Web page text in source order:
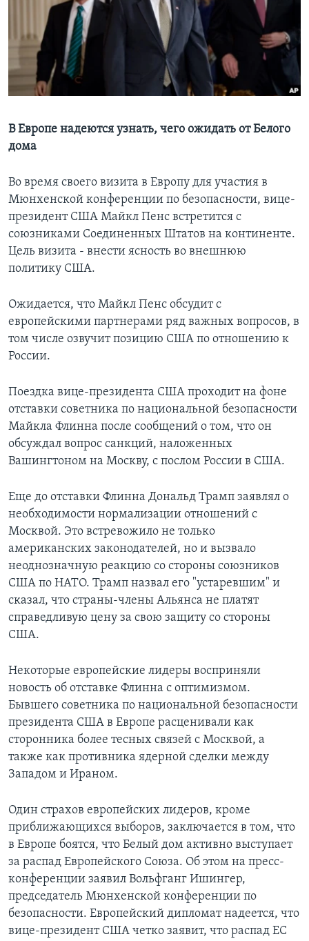
Learning English
СОЦИАЛЬНЫЕ СЕТИ
Языки
В Европе надеются узнать, чего ожидать от Белого
дома
Во время своего визита в Европу для участия в
Мюнхенской конференции по безопасности, вице-
президент США Майкл Пенс встретится с
союзниками Соединенных Штатов на континенте.
Цель визита - внести ясность во внешнюю
политику США.
Ожидается, что Майкл Пенс обсудит с
европейскими партнерами ряд важных вопросов, в
том числе озвучит позицию США по отношению к
Росcии.
Поездка вице-президента США проходит на фоне
отставки советника по национальной безопасности
Майкла Флинна после сообщений о том, что он
обсуждал вопрос санкций, наложенных
Вашингтоном на Москву, с послом России в США.
Еще до отставки Флинна Дональд Трамп заявлял о
необходимости нормализации отношений с
Москвой. Это встревожило не только
американских законодателей, но и вызвало
неоднозначную реакцию со стороны союзников
США по НАТО. Трамп назвал его "устаревшим" и
сказал, что страны-члены Альянса не платят
справедливую цену за свою защиту со стороны
США.
Некоторые европейские лидеры восприняли
новость об отставке Флинна с оптимизмом.
Бывшего советника по национальной безопасности
президента США в Европе расценивали как
сторонника более тесных связей с Москвой, а
также как противника ядерной сделки между
Западом и Ираном.
Один страхов европейских лидеров, кроме
приближающихся выборов, заключается в том, что
в Европе боятся, что Белый дом активно выступает
за распад Европейского Союза. Об этом на пресс-
конференции заявил Вольфганг Ишингер,
председатель Мюнхенской конференции по
безопасности. Европейский дипломат надеется, что
вице-президент США четко заявит, что распад ЕС